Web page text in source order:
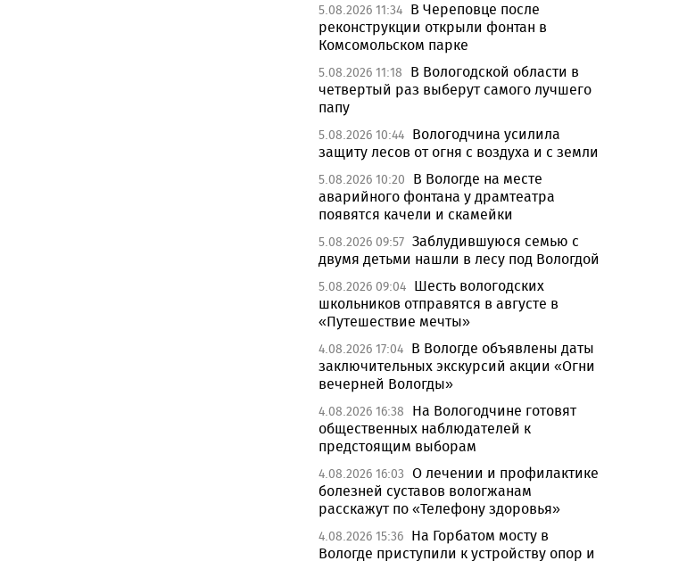
5.08.2026 11:34 В Череповце после
реконструкции открыли фонтан в
Комсомольском парке
5.08.2026 11:18
В Вологодской области в
четвертый раз выберут самого лучшего
папу
5.08.2026 10:44 Вологодчина усилила
защиту лесов от огня с воздуха и с земли
5.08.2026 10:20
В Вологде на месте
аварийного фонтана у драмтеатра
появятся качели и скамейки
5.08.2026 09:57 Заблудившуюся семью с
двумя детьми нашли в лесу под Вологдой
5.08.2026 09:04 Шесть вологодских
школьников отправятся в августе в
«Путешествие мечты»
4.08.2026 17:04 В Вологде объявлены даты
заключительных экскурсий акции «Огни
вечерней Вологды»
4.08.2026 16:38
На Вологодчине готовят
общественных наблюдателей к
предстоящим выборам
4.08.2026 16:03 О лечении и профилактике
болезней суставов вологжанам
расскажут по «Телефону здоровья»
4.08.2026 15:36 На Горбатом мосту в
Вологде приступили к устройству опор и